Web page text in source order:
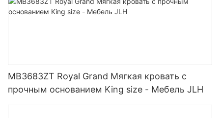
MB3683ZT Royal Grand Мягкая кровать с
прочным основанием King size - Мебель JLH